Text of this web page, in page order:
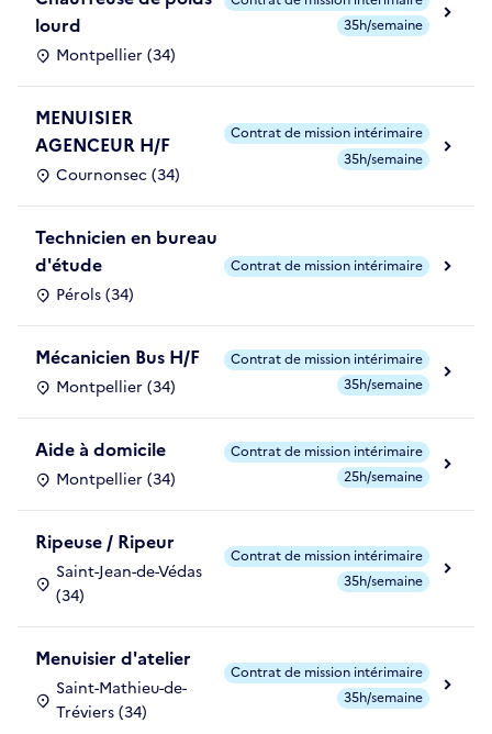
lourd
Montpellier (34)
35h/semaine
MENUISIER
AGENCEUR H/F
Cournonsec (34)
Contrat de mission intérimaire
35h/semaine
Technicien en bureau
d'étude
Pérols (34)
Contrat de mission intérimaire
Mécanicien Bus H/F
Montpellier (34)
Contrat de mission intérimaire
35h/semaine
Aide à domicile
Montpellier (34)
Contrat de mission intérimaire
25h/semaine
Ripeuse / Ripeur
Saint-Jean-de-Védas
(34)
Contrat de mission intérimaire
35h/semaine
Menuisier d'atelier
Saint-Mathieu-de-
Tréviers (34)
Contrat de mission intérimaire
35h/semaine